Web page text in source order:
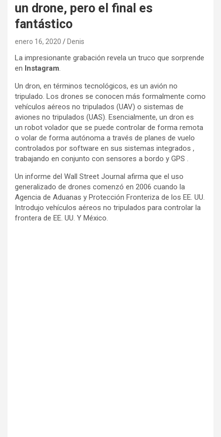
un drone, pero el final es
fantástico
enero 16, 2020 Denis
La impresionante grabación revela un truco que sorprende
en Instagram.
Un dron, en términos tecnológicos, es un avión no
tripulado. Los drones se conocen más formalmente como
vehículos aéreos no tripulados (UAV) o sistemas de
aviones no tripulados (UAS). Esencialmente, un dron es
un robot volador que se puede controlar de forma remota
o volar de forma autónoma a través de planes de vuelo
controlados por software en sus sistemas integrados ,
trabajando en conjunto con sensores a bordo y GPS .
Un informe del Wall Street Journal afirma que el uso
generalizado de drones comenzó en 2006 cuando la
Agencia de Aduanas y Protección Fronteriza de los EE. UU.
Introdujo vehículos aéreos no tripulados para controlar la
frontera de EE. UU. Y México.